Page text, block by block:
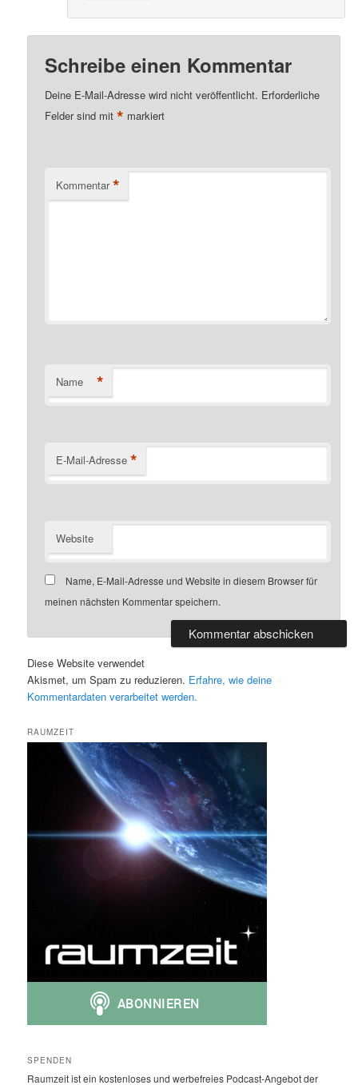
Schreibe einen Kommentar
Deine E-Mail-Adresse wird nicht veröffentlicht. Erforderliche
Felder sind mit* markiert
Kommentar *
Name *
E-Mail-Adresse *
Website
Name, E-Mail-Adresse und Website in diesem Browser für
meinen nächsten Kommentar speichern.
Diese Website verwendet
Akismet, um Spam zu reduzieren. Erfahre, wie deine
Kommentardaten verarbeitet werden.
RAUMZEIT
SPENDEN
Raumzeit ist ein kostenloses und werbefreies Podcast-Angebot der